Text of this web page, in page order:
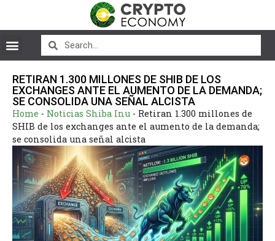
RETIRAN 1.300 MILLONES DE SHIB DE LOS
EXCHANGES ANTE EL AUMENTO DE LA DEMANDA;
SE CONSOLIDA UNA SEÑAL ALCISTA
Home - Noticias Shiba Inu - Retiran 1.300 millones de
SHIB de los exchanges ante el aumento de la demanda;
se consolida una señal alcista